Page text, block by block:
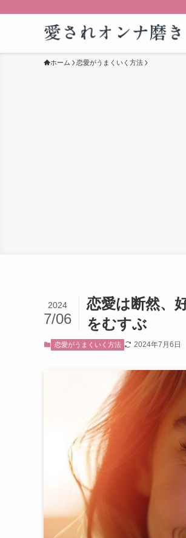
ホーム 恋愛がうまくいく方法
恋愛は断然、
をむすぶ
2024
7/06
恋愛がうまくいく方法 2024年7月6日